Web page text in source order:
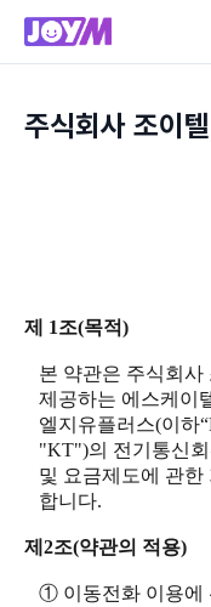
주식회사 조이
제 1조(목적)
본 약관은 주식회사
제공하는 에스케이
엘지유플러스(이하
"KT")의 전기통신
및 요금제도에 관한
합니다.
제2조(약관의 적용)
① 이동전화 이용에